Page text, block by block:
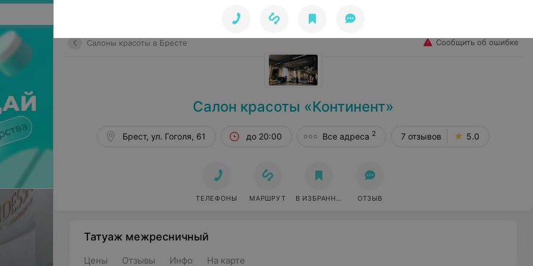
Салоны красоты в Бресте Сообщить об ошибке
Салон красоты «Континент»
Брест, ул. Гоголя, 61 до 20:00 Все адреса 2 7 отзывов 5.0
ТЕЛЕФОНЫ МАРШРУТ В ИЗБРАННОЕ ОТЗЫВ
Татуаж межресничный
Цены Отзывы Инфо На карте